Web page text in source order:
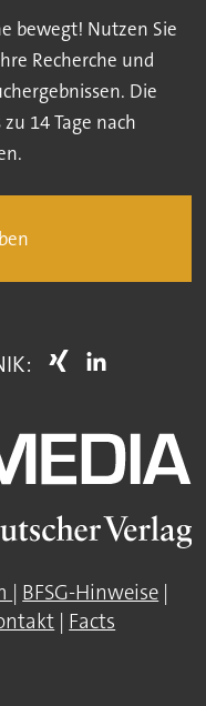
bewegt! Nutzen Sie
Recherche und
Die
14 Tage nach
| BFSG-Hinweise |
| Facts